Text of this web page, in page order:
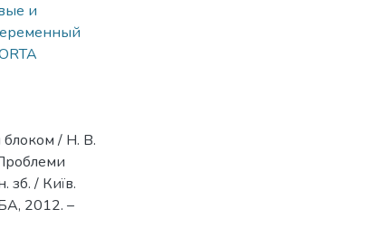
и
блоком / Н. В.
зб. / Київ.
2012. –